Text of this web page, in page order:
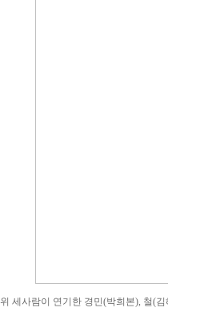
위 세사람이 연기한 경민(박희본), 철(김혜나),